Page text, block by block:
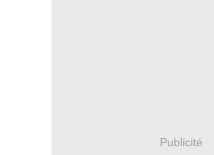
Publicité